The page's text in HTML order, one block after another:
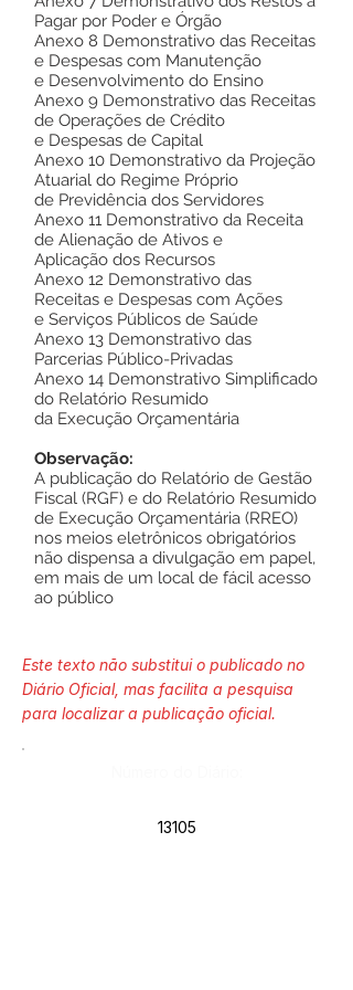
Pagar por Poder e Órgão
Anexo 8 Demonstrativo das Receitas
e Despesas com Manutenção
e Desenvolvimento do Ensino
Anexo 9 Demonstrativo das Receitas
de Operações de Crédito
e Despesas de Capital
Anexo 10 Demonstrativo da Projeção
Atuarial do Regime Próprio
de Previdência dos Servidores
Anexo 11 Demonstrativo da Receita
de Alienação de Ativos e
Aplicação dos Recursos
Anexo 12 Demonstrativo das
Receitas e Despesas com Ações
e Serviços Públicos de Saúde
Anexo 13 Demonstrativo das
Parcerias Público-Privadas
Anexo 14 Demonstrativo Simplificado
do Relatório Resumido
da Execução Orçamentária
Observação:
A publicação do Relatório de Gestão
Fiscal (RGF) e do Relatório Resumido
de Execução Orçamentária (RREO)
nos meios eletrônicos obrigatórios
não dispensa a divulgação em papel,
em mais de um local de fácil acesso
ao público
Este texto não substitui o publicado no
Diário Oficial, mas facilita a pesquisa
para localizar a publicação oficial.
13105